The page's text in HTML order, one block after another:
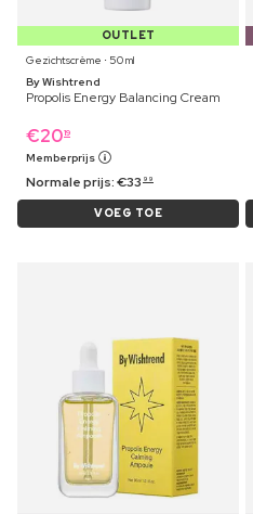
OUTLET
Gezichtscrème ⋅ 50 ml
By Wishtrend
Propolis Energy Balancing Cream
€2019
Memberprijs
Normale prijs:€33 99
VOEG TOE